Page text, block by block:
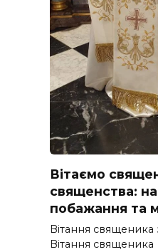
Вітаємо
священства:
побажання та
Вітання
Вітання священика